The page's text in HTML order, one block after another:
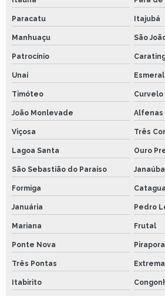
Paracatu Itajubá
Manhuaçu São
Patrocínio
Unaí
Timóteo Curvelo
João Monlevade Alfenas
Viçosa Três
Lagoa Santa Ouro
São Sebastião do Paraíso Janaúba
Formiga
Januária Pedro
Mariana Frutal
Ponte Nova Pirapora
Três Pontas Extrema
Itabirito